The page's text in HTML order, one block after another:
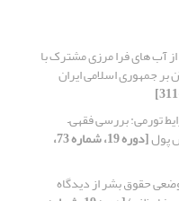
آب های فرا مرزی مشترک با
بر جمهوری اسلامی ایران
تورمی: بررسی فقهی–
پول [دوره 19، شماره 73،
حقوق بشر از دیدگاه